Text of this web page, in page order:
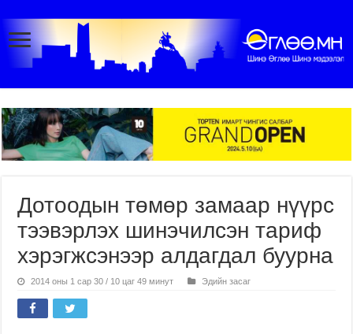
Дотоодын төмөр замаар нүүрс
тээвэрлэх шинэчилсэн тариф
хэрэгжсэнээр алдагдал буурна
2014 оны 1 сар 30 / 10 цаг 49 минут Эдийн засаг